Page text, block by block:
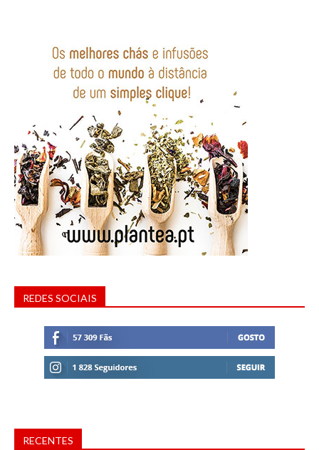
REDES SOCIAIS
RECENTES